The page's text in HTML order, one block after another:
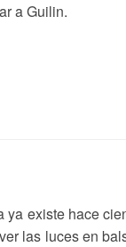
a Guilin.
existe hace
las luces en